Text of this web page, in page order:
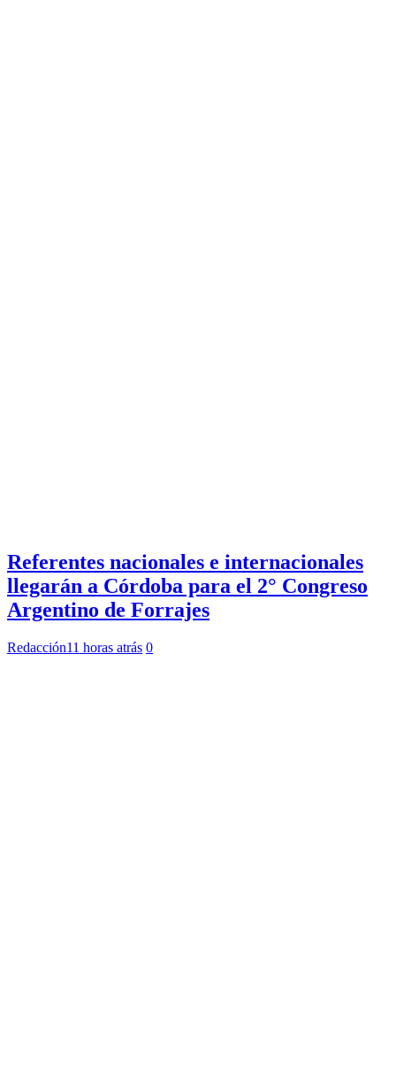
Referentes nacionales e internacionales
llegarán a Córdoba para el 2° Congreso
Argentino de Forrajes
Redacción11 horas atrás 0